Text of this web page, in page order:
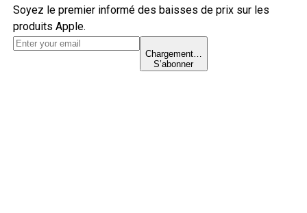
Soyez le premier informé des baisses de prix sur les
produits Apple.
Chargement…
S’abonner